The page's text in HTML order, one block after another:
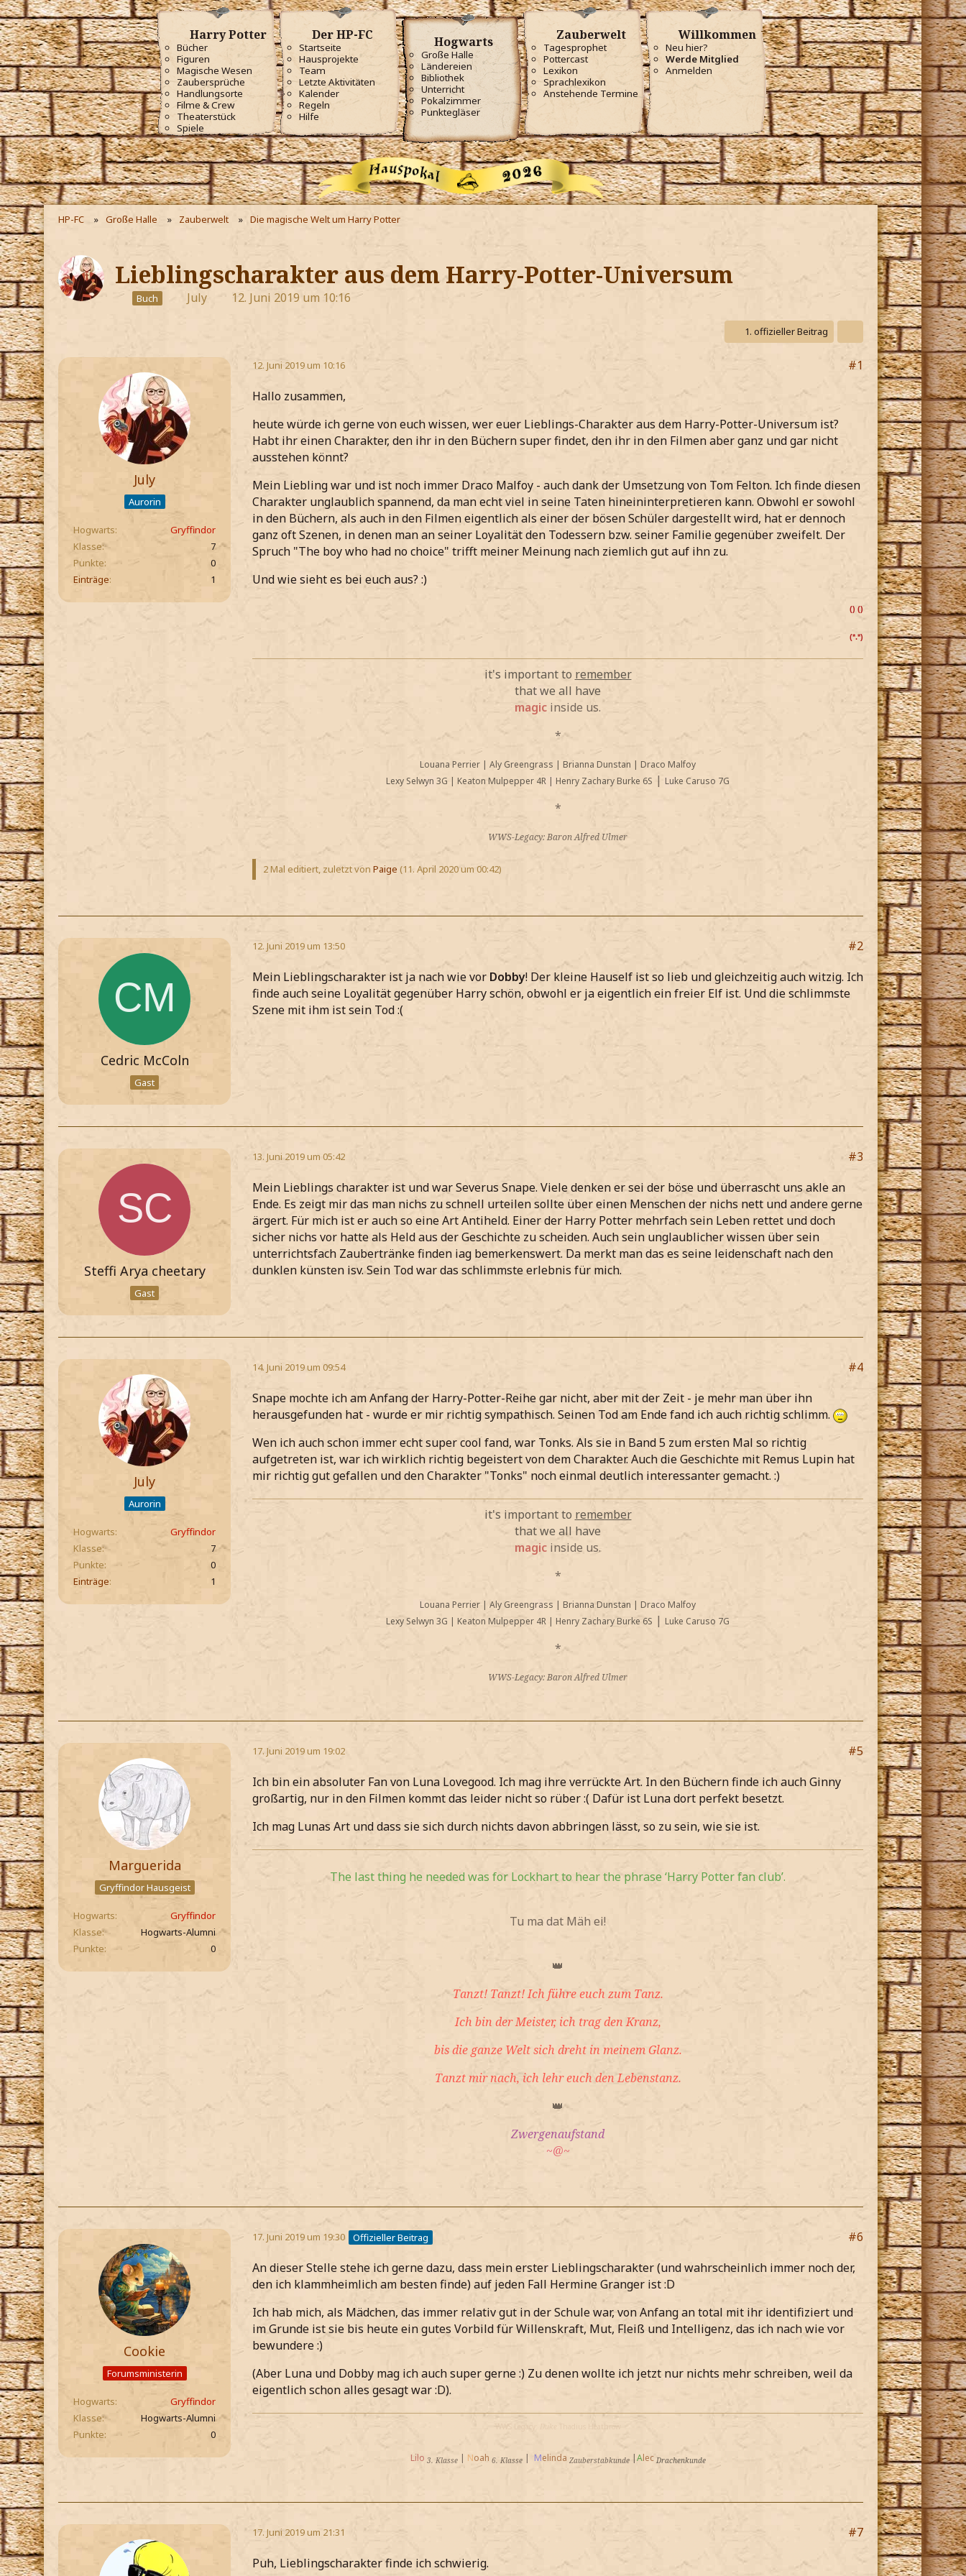
Harry Potter
Bücher
Figuren
Magische Wesen
Zaubersprüche
Handlungsorte
Filme & Crew
Theaterstück
Spiele
Der HP-FC
Startseite
Hausprojekte
Team
Letzte Aktivitäten
Kalender
Regeln
Hilfe
Hogwarts
Große Halle
Ländereien
Bibliothek
Unterricht
Pokalzimmer
Punktegläser
Zauberwelt
Tagesprophet
Pottercast
Lexikon
Sprachlexikon
Anstehende Termine
Willkommen
Neu hier?
Werde Mitglied
Anmelden
HP-FC Große Halle Zauberwelt Die magische Welt um Harry Potter
Lieblingscharakter aus dem Harry-Potter-Universum
Buch July 12. Juni 2019 um 10:16
1. offizieller Beitrag
July
Aurorin
Hogwarts
Gryffindor
Klasse
7
Punkte
0
Einträge
1
12. Juni 2019 um 10:16
#1
Hallo zusammen,
heute würde ich gerne von euch wissen, wer euer Lieblings-Charakter aus dem Harry-Potter-Universum ist?
Habt ihr einen Charakter, den ihr in den Büchern super findet, den ihr in den Filmen aber ganz und gar nicht
ausstehen könnt?
Mein Liebling war und ist noch immer Draco Malfoy - auch dank der Umsetzung von Tom Felton. Ich finde diesen
Charakter unglaublich spannend, da man echt viel in seine Taten hineininterpretieren kann. Obwohl er sowohl
in den Büchern, als auch in den Filmen eigentlich als einer der bösen Schüler dargestellt wird, hat er dennoch
ganz oft Szenen, in denen man an seiner Loyalität den Todessern bzw. seiner Familie gegenüber zweifelt. Der
Spruch "The boy who had no choice" trifft meiner Meinung nach ziemlich gut auf ihn zu.
Und wie sieht es bei euch aus? :)
() ()
(*.*)
it's important to remember
that we all have
magic inside us.
*
Louana Perrier | Aly Greengrass | Brianna Dunstan | Draco Malfoy
Lexy Selwyn 3G | Keaton Mulpepper 4R | Henry Zachary Burke 6S | Luke Caruso 7G
*
WWS-Legacy: Baron Alfred Ulmer
2 Mal editiert, zuletzt von Paige (11. April 2020 um 00:42)
Cedric McColn
Gast
12. Juni 2019 um 13:50
#2
Mein Lieblingscharakter ist ja nach wie vor Dobby! Der kleine Hauself ist so lieb und gleichzeitig auch witzig. Ich
finde auch seine Loyalität gegenüber Harry schön, obwohl er ja eigentlich ein freier Elf ist. Und die schlimmste
Szene mit ihm ist sein Tod :(
Steffi Arya cheetary
Gast
13. Juni 2019 um 05:42
#3
Mein Lieblings charakter ist und war Severus Snape. Viele denken er sei der böse und überrascht uns akle an
Ende. Es zeigt mir das man nichs zu schnell urteilen sollte über einen Menschen der nichs nett und andere gerne
ärgert. Für mich ist er auch so eine Art Antiheld. Einer der Harry Potter mehrfach sein Leben rettet und doch
sicher nichs vor hatte als Held aus der Geschichte zu scheiden. Auch sein unglaublicher wissen über sein
unterrichtsfach Zaubertränke finden iag bemerkenswert. Da merkt man das es seine leidenschaft nach den
dunklen künsten isv. Sein Tod war das schlimmste erlebnis für mich.
July
Aurorin
Hogwarts
Gryffindor
Klasse
7
Punkte
0
Einträge
1
14. Juni 2019 um 09:54
#4
Snape mochte ich am Anfang der Harry-Potter-Reihe gar nicht, aber mit der Zeit - je mehr man über ihn
herausgefunden hat - wurde er mir richtig sympathisch. Seinen Tod am Ende fand ich auch richtig schlimm.
Wen ich auch schon immer echt super cool fand, war Tonks. Als sie in Band 5 zum ersten Mal so richtig
aufgetreten ist, war ich wirklich richtig begeistert von dem Charakter. Auch die Geschichte mit Remus Lupin hat
mir richtig gut gefallen und den Charakter "Tonks" noch einmal deutlich interessanter gemacht. :)
it's important to remember
that we all have
magic inside us.
*
Louana Perrier | Aly Greengrass | Brianna Dunstan | Draco Malfoy
Lexy Selwyn 3G | Keaton Mulpepper 4R | Henry Zachary Burke 6S | Luke Caruso 7G
*
WWS-Legacy: Baron Alfred Ulmer
Marguerida
Gryffindor Hausgeist
Hogwarts
Gryffindor
Klasse
Hogwarts-Alumni
Punkte
0
17. Juni 2019 um 19:02
#5
Ich bin ein absoluter Fan von Luna Lovegood. Ich mag ihre verrückte Art. In den Büchern finde ich auch Ginny
großartig, nur in den Filmen kommt das leider nicht so rüber :( Dafür ist Luna dort perfekt besetzt.
Ich mag Lunas Art und dass sie sich durch nichts davon abbringen lässt, so zu sein, wie sie ist.
The last thing he needed was for Lockhart to hear the phrase ‘Harry Potter fan club’.
Tu ma dat Mäh ei!
👑
Tanzt! Tanzt! Ich führe euch zum Tanz.
Ich bin der Meister, ich trag den Kranz,
bis die ganze Welt sich dreht in meinem Glanz.
Tanzt mir nach, ich lehr euch den Lebenstanz.
👑
Zwergenaufstand
~@~
Cookie
Forumsministerin
Hogwarts
Gryffindor
Klasse
Hogwarts-Alumni
Punkte
0
17. Juni 2019 um 19:30 Offizieller Beitrag
#6
An dieser Stelle stehe ich gerne dazu, dass mein erster Lieblingscharakter (und wahrscheinlich immer noch der,
den ich klammheimlich am besten finde) auf jeden Fall Hermine Granger ist :D
Ich hab mich, als Mädchen, das immer relativ gut in der Schule war, von Anfang an total mit ihr identifiziert und
im Grunde ist sie bis heute ein gutes Vorbild für Willenskraft, Mut, Fleiß und Intelligenz, das ich nach wie vor
bewundere :)
(Aber Luna und Dobby mag ich auch super gerne :) Zu denen wollte ich jetzt nur nichts mehr schreiben, weil da
eigentlich schon alles gesagt war :D).
WWS Legacy:
Lilo 3. Klasse| Noah 6. Klasse| Melinda Zauberstabkunde|Alec Drachenkunde
17. Juni 2019 um 21:31
#7
Puh, Lieblingscharakter finde ich schwierig.